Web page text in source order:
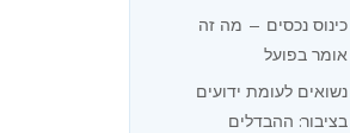
כינוס נכסים — מה זה
אומר בפועל
נשואים לעומת ידועים
בציבור: ההבדלים